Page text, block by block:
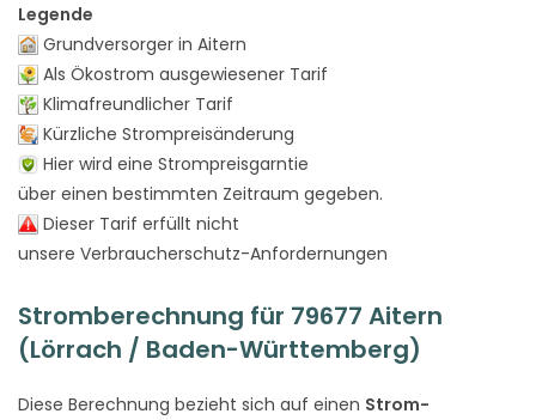
Legende
Grundversorger in Aitern
Als Ökostrom ausgewiesener Tarif
Klimafreundlicher Tarif
Kürzliche Strompreisänderung
Hier wird eine Strompreisgarntie
über einen bestimmten Zeitraum gegeben.
Dieser Tarif erfüllt nicht
unsere Verbraucherschutz-Anfordernungen
Stromberechnung für 79677 Aitern
(Lörrach / Baden-Württemberg)
Diese Berechnung bezieht sich auf einen Strom-